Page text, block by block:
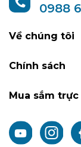
0988
Về chúng tôi
Chính sách
Mua sắm